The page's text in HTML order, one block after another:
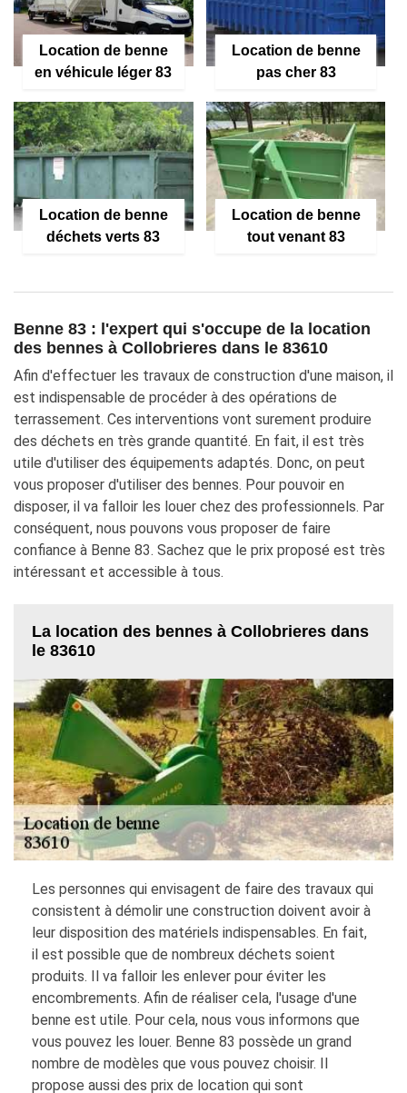
Location de benne
en véhicule léger 83
Location de benne
pas cher 83
Location de benne
déchets verts 83
Location de benne
tout venant 83
Benne 83 : l'expert qui s'occupe de la location
des bennes à Collobrieres dans le 83610
Afin d'effectuer les travaux de construction d'une maison, il
est indispensable de procéder à des opérations de
terrassement. Ces interventions vont surement produire
des déchets en très grande quantité. En fait, il est très
utile d'utiliser des équipements adaptés. Donc, on peut
vous proposer d'utiliser des bennes. Pour pouvoir en
disposer, il va falloir les louer chez des professionnels. Par
conséquent, nous pouvons vous proposer de faire
confiance à Benne 83. Sachez que le prix proposé est très
intéressant et accessible à tous.
La location des bennes à Collobrieres dans
le 83610
Les personnes qui envisagent de faire des travaux qui
consistent à démolir une construction doivent avoir à
leur disposition des matériels indispensables. En fait,
il est possible que de nombreux déchets soient
produits. Il va falloir les enlever pour éviter les
encombrements. Afin de réaliser cela, l'usage d'une
benne est utile. Pour cela, nous vous informons que
vous pouvez les louer. Benne 83 possède un grand
nombre de modèles que vous pouvez choisir. Il
propose aussi des prix de location qui sont